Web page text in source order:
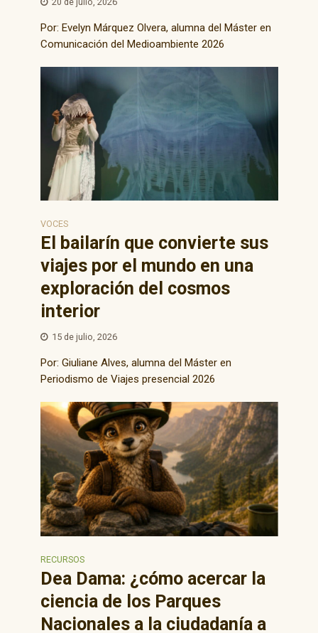
Por: Evelyn Márquez Olvera, alumna del Máster en
Comunicación del Medioambiente 2026
VOCES
El bailarín que convierte sus
viajes por el mundo en una
exploración del cosmos
interior
15 de julio, 2026
Por: Giuliane Alves, alumna del Máster en
Periodismo de Viajes presencial 2026
RECURSOS
Dea Dama: ¿cómo acercar la
ciencia de los Parques
Nacionales a la ciudadanía a